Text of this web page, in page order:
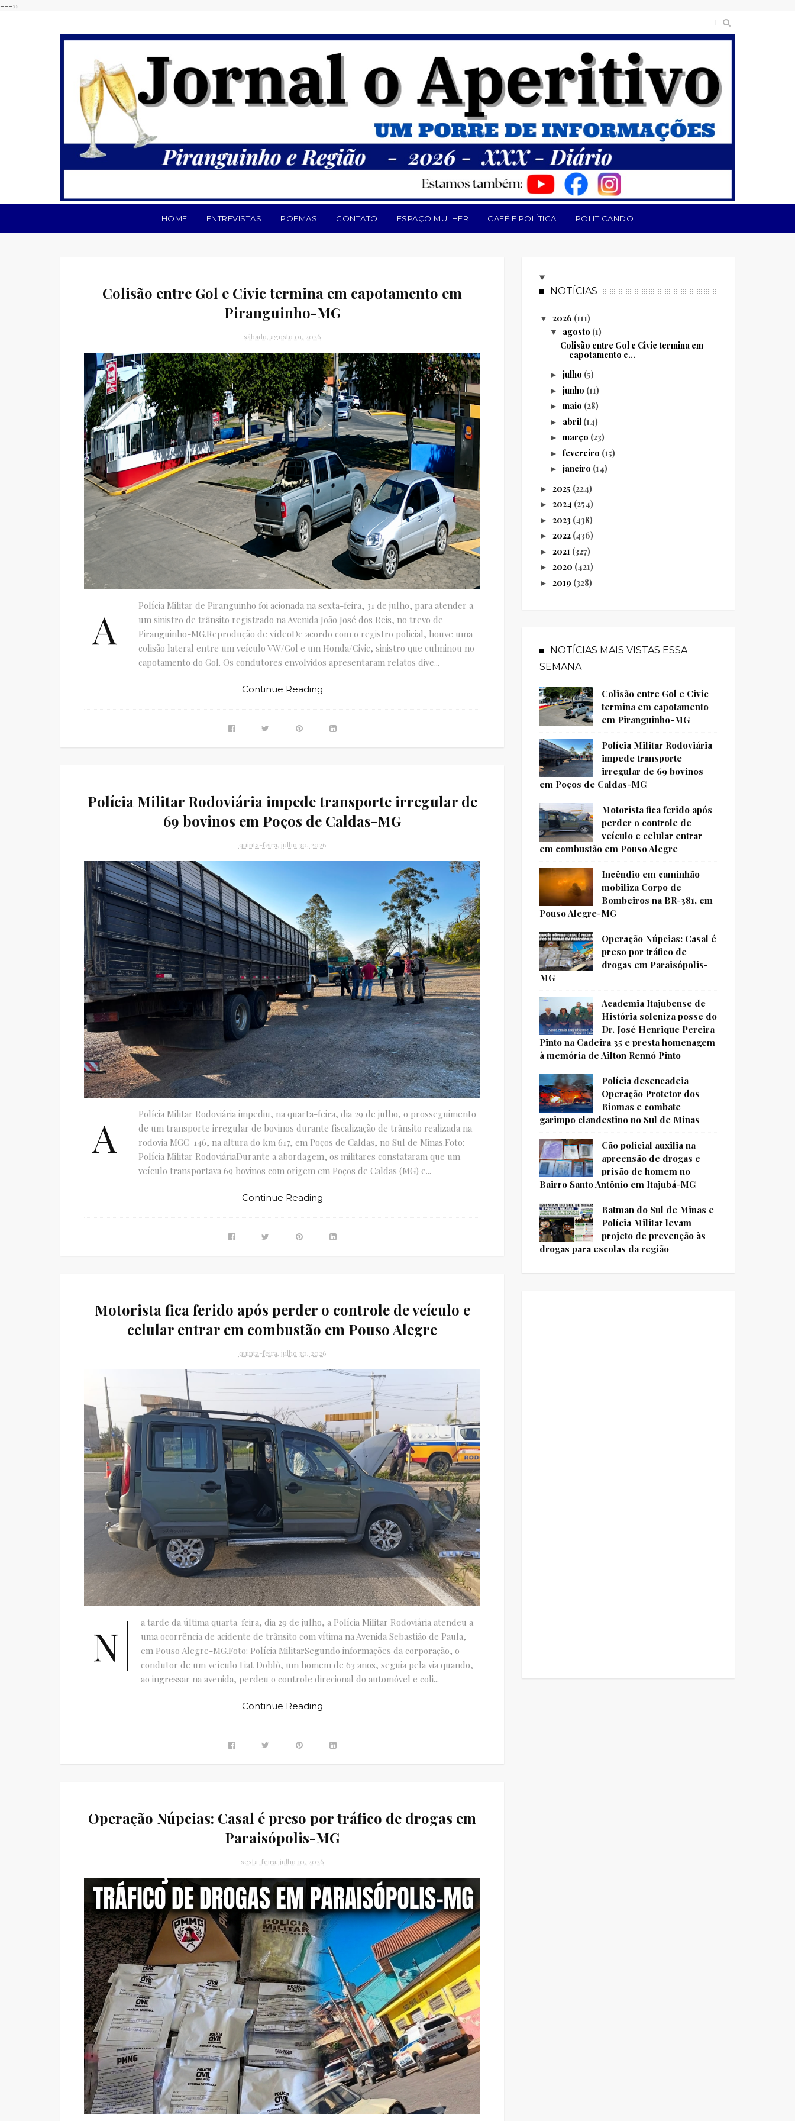
---->
HOME ENTREVISTAS POEMAS CONTATO ESPAÇO MULHER CAFÉ E POLÍTICA POLITICANDO
Colisão entre Gol e Civic termina em capotamento em
Piranguinho-MG
sábado, agosto 01, 2026
A
Polícia Militar de Piranguinho foi acionada na sexta-feira, 31 de julho, para atender a
um sinistro de trânsito registrado na Avenida João José dos Reis, no trevo de
Piranguinho-MG.Reprodução de vídeoDe acordo com o registro policial, houve uma
colisão lateral entre um veículo VW/Gol e um Honda/Civic, sinistro que culminou no
capotamento do Gol. Os condutores envolvidos apresentaram relatos dive...
Continue Reading
Polícia Militar Rodoviária impede transporte irregular de
69 bovinos em Poços de Caldas-MG
quinta-feira, julho 30, 2026
A
Polícia Militar Rodoviária impediu, na quarta-feira, dia 29 de julho, o prosseguimento
de um transporte irregular de bovinos durante fiscalização de trânsito realizada na
rodovia MGC-146, na altura do km 617, em Poços de Caldas, no Sul de Minas.Foto:
Polícia Militar RodoviáriaDurante a abordagem, os militares constataram que um
veículo transportava 69 bovinos com origem em Poços de Caldas (MG) e...
Continue Reading
Motorista fica ferido após perder o controle de veículo e
celular entrar em combustão em Pouso Alegre
quinta-feira, julho 30, 2026
N
a tarde da última quarta-feira, dia 29 de julho, a Polícia Militar Rodoviária atendeu a
uma ocorrência de acidente de trânsito com vítima na Avenida Sebastião de Paula,
em Pouso Alegre-MG.Foto: Polícia MilitarSegundo informações da corporação, o
condutor de um veículo Fiat Doblò, um homem de 63 anos, seguia pela via quando,
ao ingressar na avenida, perdeu o controle direcional do automóvel e coli...
Continue Reading
Operação Núpcias: Casal é preso por tráfico de drogas em
Paraisópolis-MG
sexta-feira, julho 10, 2026
NOTÍCIAS
▼ 2026 (111)
▼ agosto (1)
Colisão entre Gol e Civic termina em
capotamento e...
► julho (5)
► junho (11)
► maio (28)
► abril (14)
► março (23)
► fevereiro (15)
► janeiro (14)
► 2025 (224)
► 2024 (254)
► 2023 (438)
► 2022 (436)
► 2021 (327)
► 2020 (421)
► 2019 (328)
NOTÍCIAS MAIS VISTAS ESSA
SEMANA
Colisão entre Gol e Civic
termina em capotamento
em Piranguinho-MG
Polícia Militar Rodoviária
impede transporte
irregular de 69 bovinos
em Poços de Caldas-MG
Motorista fica ferido após
perder o controle de
veículo e celular entrar
em combustão em Pouso Alegre
Incêndio em caminhão
mobiliza Corpo de
Bombeiros na BR-381, em
Pouso Alegre-MG
Operação Núpcias: Casal é
preso por tráfico de
drogas em Paraisópolis-
MG
Academia Itajubense de
História soleniza posse do
Dr. José Henrique Pereira
Pinto na Cadeira 35 e presta homenagem
à memória de Ailton Rennó Pinto
Polícia desencadeia
Operação Protetor dos
Biomas e combate
garimpo clandestino no Sul de Minas
Cão policial auxilia na
apreensão de drogas e
prisão de homem no
Bairro Santo Antônio em Itajubá-MG
Batman do Sul de Minas e
Polícia Militar levam
projeto de prevenção às
drogas para escolas da região